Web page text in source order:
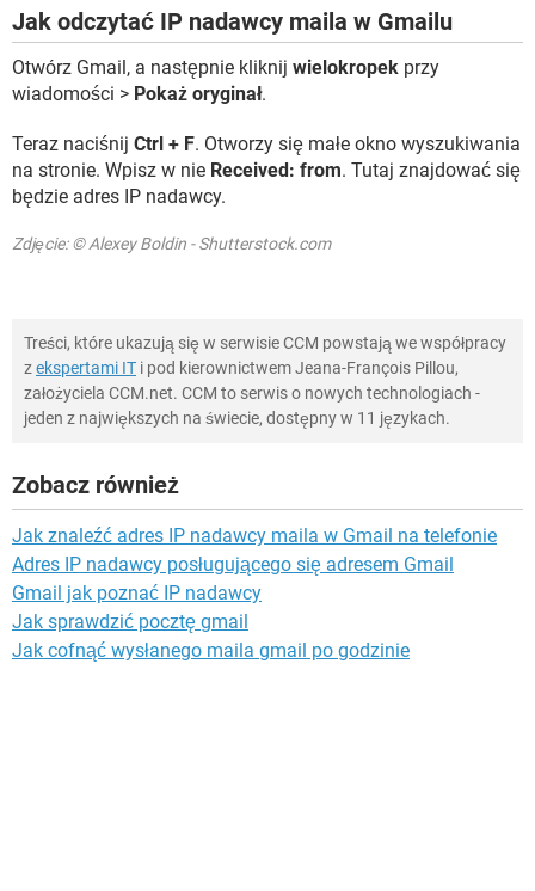
Jak odczytać IP nadawcy maila w Gmailu
Otwórz Gmail, a następnie kliknij wielokropek przy
wiadomości > Pokaż oryginał.
Teraz naciśnij Ctrl + F. Otworzy się małe okno wyszukiwania
na stronie. Wpisz w nie Received: from. Tutaj znajdować się
będzie adres IP nadawcy.
Zdjęcie: © Alexey Boldin - Shutterstock.com
Treści, które ukazują się w serwisie CCM powstają we współpracy
zekspertami IT i pod kierownictwem Jeana-François Pillou,
założyciela CCM.net. CCM to serwis o nowych technologiach -
jeden z największych na świecie, dostępny w 11 językach.
Zobacz również
Jak znaleźć adres IP nadawcy maila w Gmail na telefonie
Adres IP nadawcy posługującego się adresem Gmail
Gmail jak poznać IP nadawcy
Jak sprawdzić pocztę gmail
Jak cofnąć wysłanego maila gmail po godzinie